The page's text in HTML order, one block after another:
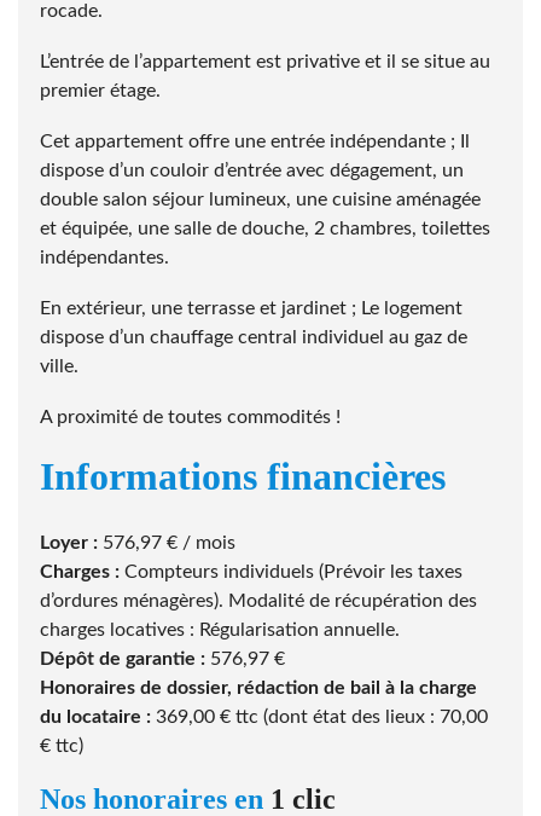
rocade.
L’entrée de l’appartement est privative et il se situe au
premier étage.
Cet appartement offre une entrée indépendante ; Il
dispose d’un couloir d’entrée avec dégagement, un
double salon séjour lumineux, une cuisine aménagée
et équipée, une salle de douche, 2 chambres, toilettes
indépendantes.
En extérieur, une terrasse et jardinet ; Le logement
dispose d’un chauffage central individuel au gaz de
ville.
A proximité de toutes commodités !
Informations financières
Loyer : 576,97 € / mois
Charges : Compteurs individuels (Prévoir les taxes
d’ordures ménagères). Modalité de récupération des
charges locatives : Régularisation annuelle.
Dépôt de garantie : 576,97 €
Honoraires de dossier, rédaction de bail à la charge
du locataire : 369,00 € ttc (dont état des lieux : 70,00
€ ttc)
Nos honoraires en 1 clic